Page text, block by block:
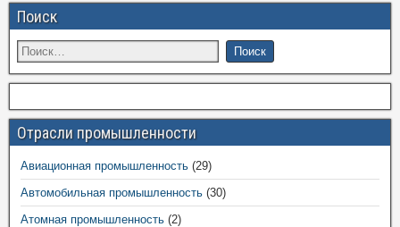
Поиск
Отрасли промышленности
Авиационная промышленность (29)
Автомобильная промышленность (30)
Атомная промышленность (2)